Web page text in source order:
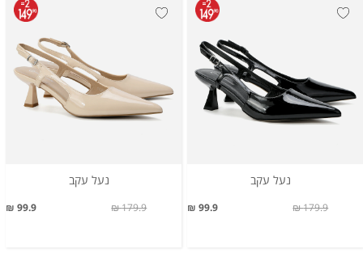
נעל עקב
99.9 ₪ 179.9 ₪
נעל עקב
99.9 ₪ 179.9 ₪